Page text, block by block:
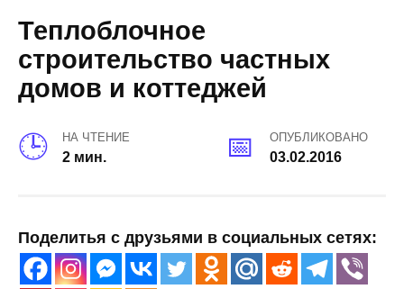
Теплоблочное
строительство частных
домов и коттеджей
НА ЧТЕНИЕ
2 мин.
ОПУБЛИКОВАНО
03.02.2016
Поделитья с друзьями в социальных сетях: